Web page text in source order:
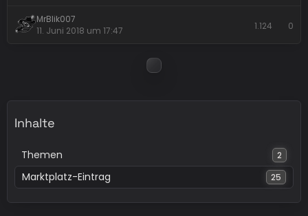
MrBlik007
11. Juni 2018 um 17:47
1.124 0
Inhalte
Themen 2
Marktplatz-Eintrag 25